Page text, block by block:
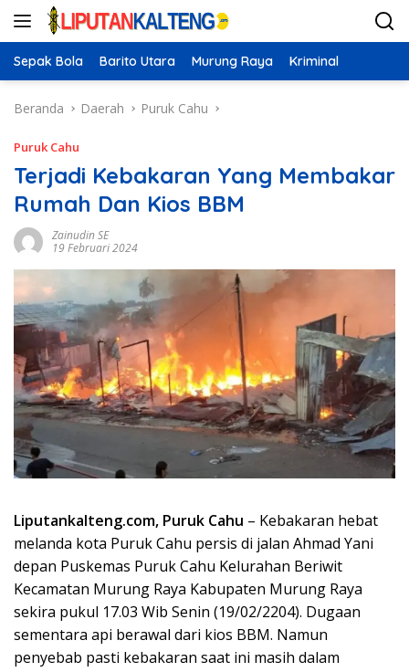
Langsung
Sepak Bola Barito Utara Murung Raya Kriminal
Beranda Daerah Puruk Cahu
Puruk Cahu
Terjadi Kebakaran Yang Membakar
Rumah Dan Kios BBM
Zainudin SE
19 Februari 2024
Liputankalteng.com, Puruk Cahu – Kebakaran hebat
melanda kota Puruk Cahu persis di jalan Ahmad Yani
depan Puskemas Puruk Cahu Kelurahan Beriwit
Kecamatan Murung Raya Kabupaten Murung Raya
sekira pukul 17.03 Wib Senin (19/02/2204). Dugaan
sementara api berawal dari kios BBM. Namun
penyebab pasti kebakaran saat ini masih dalam